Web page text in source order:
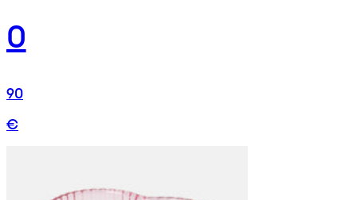
0
90
€